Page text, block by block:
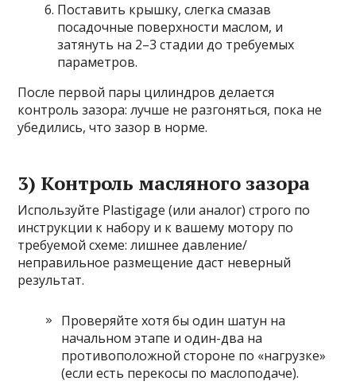
Поставить крышку, слегка смазав
посадочные поверхности маслом, и
затянуть на 2–3 стадии до требуемых
параметров.
После первой пары цилиндров делается
контроль зазора: лучше не разгоняться, пока не
убедились, что зазор в норме.
3) Контроль масляного зазора
Используйте Plastigage (или аналог) строго по
инструкции к набору и к вашему мотору по
требуемой схеме: лишнее давление/
неправильное размещение даст неверный
результат.
Проверяйте хотя бы один шатун на
начальном этапе и один-два на
противоположной стороне по «нагрузке»
(если есть перекосы по маслоподаче).